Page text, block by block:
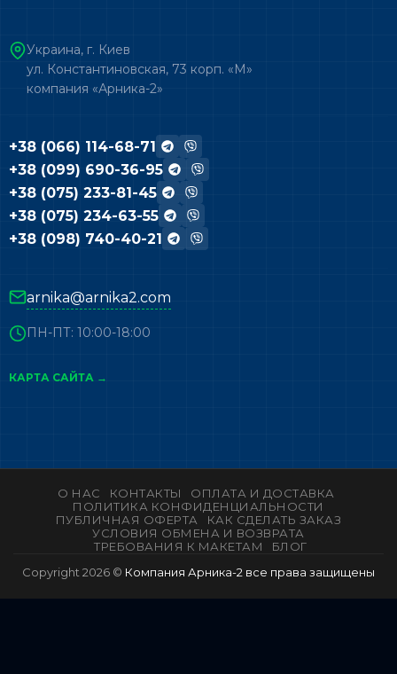
Украина, г. Киев
ул. Константиновская, 73 корп. «М»
компания «Арника-2»
+38 (066) 114-68-71
+38 (099) 690-36-95
+38 (075) 233-81-45
+38 (075) 234-63-55
+38 (098) 740-40-21
arnika@arnika2.com
ПН-ПТ: 10:00-18:00
КАРТА САЙТА →
О НАС КОНТАКТЫ
ОПЛАТА И ДОСТАВКА
ПОЛИТИКА КОНФИДЕНЦИАЛЬНОСТИ
ПУБЛИЧНАЯ ОФЕРТА
КАК СДЕЛАТЬ ЗАКАЗ
УСЛОВИЯ ОБМЕНА И ВОЗВРАТА
ТРЕБОВАНИЯ К МАКЕТАМ
БЛОГ
Copyright 2026 © Компания Арника-2 все права защищены